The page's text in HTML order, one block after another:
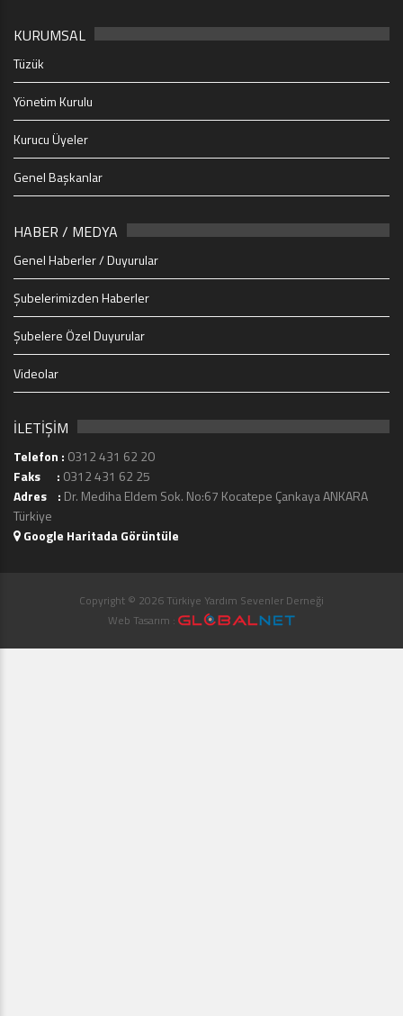
KURUMSAL
Tüzük
Yönetim Kurulu
Kurucu Üyeler
Genel Başkanlar
HABER / MEDYA
Genel Haberler / Duyurular
Şubelerimizden Haberler
Şubelere Özel Duyurular
Videolar
İLETİŞİM
Telefon : 0312 431 62 20
Faks : 0312 431 62 25
Adres : Dr. Mediha Eldem Sok. No:67 Kocatepe Çankaya ANKARA
Türkiye
Google Haritada Görüntüle
Copyright © 2026 Türkiye Yardım Sevenler Derneği
Web Tasarım :